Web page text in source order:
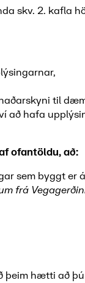
skv. 2. kafla
til
að hafa
ofantöldu, að:
sem byggt er
frá
þeim hætti að